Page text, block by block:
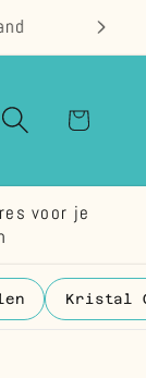
voor je
Kristal